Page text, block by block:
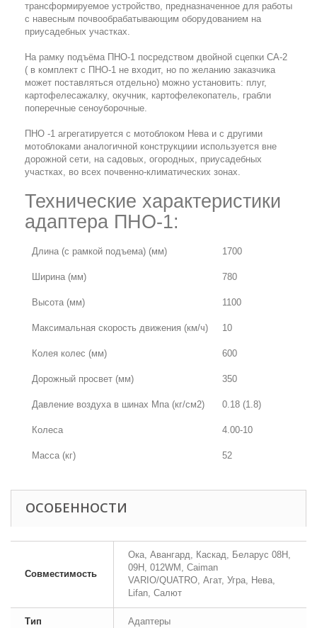
трансформируемое устройство, предназначенное для работы
с навесным почвообрабатывающим оборудованием на
приусадебных участках.
На рамку подъёма ПНО-1 посредством двойной сцепки СА-2
( в комплект с ПНО-1 не входит, но по желанию заказчика
может поставляться отдельно) можно установить: плуг,
картофелесажалку, окучник, картофелекопатель, грабли
поперечные сеноуборочные.
ПНО -1 агрегатируется с мотоблоком Нева и с другими
мотоблоками аналогичной конструкциии используется вне
дорожной сети, на садовых, огородных, приусадебных
участках, во всех почвенно-климатических зонах.
Технические характеристики
адаптера ПНО-1:
Длина (с рамкой подъема) (мм) 1700
Ширина (мм) 780
Высота (мм) 1100
Максимальная скорость движения (км/ч) 10
Колея колес (мм) 600
Дорожный просвет (мм) 350
Давление воздуха в шинах Мпа (кг/см2) 0.18 (1.8)
Колеса 4.00-10
Масса (кг) 52
ОСОБЕННОСТИ
Совместимость
Ока, Авангард, Каскад, Беларус 08H,
09H, 012WM, Caiman
VARIO/QUATRO, Агат, Угра, Нева,
Lifan, Салют
Тип Адаптеры